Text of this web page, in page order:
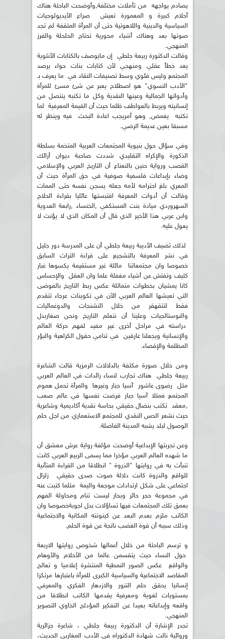
يصادم يواجهه من تأملات مختلفة,وأوضحت الباحثة هناك
أحلام كبيرة و المعمورة تعيش صراع الأيديولوجيات
السياسية والدينية واللاهوتية حتى أن المرأة المثقفة لم تجد
صوتها بعد وهناك أشياء محورية تحتاج الحلحلة والفرز
المنهجي.
وقالت الدكتورة ربيعة جلطي إن مايوصف بالكتابات الأنثوية
يعد خطأ عقلي ومنهجي لأن كتابات بنات حواء يرصد
المجتمع وليس فئوي وسط تصنيفات النقاد في ما يعرف بـ
"الأدب النسوي" هو اصطلاح يعبر عن شئ مسئ للمرأة
وأدواتها الجمالية وعينها النقدية وكل ما تكتبه ينتصل من
إنسانيته ويربط بالعواطف ظلما حيث أن القيمة المعرفية لما
تكتبه يغمض, وهو أمريجب اعادة البحث فيه وينظر له
مسبقا بعين عديمة الرضي.
وفي سؤال حول بنيوية المجتمعات العربية المتخمة بسلطة
الذكورة والإكراه التقليدي شددت صاحبة ديوان أرائك
القصب ورواية حنين بالنعناع أن التاريخ العربي والإسلامي
وضاء بإبداعات فلسفية صوفية في حق المرأة حيث أن
المعري بلغ احترامه لأمه جعله يسجن نفسه حتى الممات
وقالت أن أدوات المعرفة اقتبستها عائليا بقراءة الحلاج
السهروردي ميادة بنت المستكفي ,الخنساء ,رابعة العدوية
وابن عربي هذا الأخير الذي قال أن المكان الذي لا يؤنث لا
يعول عليه.
لذلك تضيف الأديبة ربيعة جلطي أن على المدرسة دور جليل
في نشر المعرفة بالتشجيع على قراءة التراث السابق
خصوصا وان مجتمعاتنا مائلة غير مستقيمة يكسوها غبار
كثيف وتفتش عن أشياء مغفلة علما وان العقل والإحساس
كانا يمشيان بخطوات متماثلة عكس ربط التاريخ بالفوضى
التي تعيشها العالم العربي الآن في تكوينات عرجاء تتقدم
فقط لتتقهقر من خلال التشنجات والدوغمائيات
والنوستالجيات وعلينا أن نتعلم التاريخ ونحن صغاربدل
دراسته في مراحل أخرى غير مفيد لفهم حركة العالم
والإنسانية ويجعلنا غارقين في تنامي حقول الكراهية والبؤر
المظلمة والإقصاء.
ومن خلال صورة مكثفة بالدلالات الرمزية قالت الشاعرة
ربيعة جلطي هناك تجارب لنساء رائدات في العالم العربي
مثل رضوى عاشور آسيا جبار وغيرها والمرأة تحمل هموم
المجتمع فمثلا آسيا جبار فرضت نفسها في عالم صعب
,معقد تكتب بنضال حقيقي بحاسة نقدية أكاديمية وشاعرية
حيث نشعر الحس النقدي للمجتمع الاستعماري من اجل حلم
الوصول لبلد يشبه المدينة الفاضلة.
وعن تجربتها الإبداعية أوضحت مؤلفة رواية عرش معشق أن
ما شهده العالم العربي مؤخرا مما يسمى الربيع العربي كانت
تنبأت به في روايتها "الذروة " انطلاقا من القراءة المتأنية
للواقع والذروة كانت دلالة صوت صدى حقيقي زلزال
اجتماعي على شكل ارتدادات موجعة واليمة مثلما كتبت عنه
في مجموعة حجر حائر وبحار ليست تنام ومحاولة الفهم
بعمق تلك المجتمعات فيها تساؤلات بدل اجوبةخصوصا وان
الكاتب ملزم بعدم البعد عن كينونته المكانية والاجتماعية
وذلك سببه أن قوة الغضب ناتجة عن قوة الحلم.
و ترسم الباحثة من خلال أعمالها شخوص روايتها الاربعة
حول النساء حيث يتقسمن عالما من الأحلام والأوهام
والواقع عكس الصور النمطية المنتشرة إعلاميا و تعالج
المقاصد الاجتماعية والسياسية الكبرى للمرأة باعتبارها مرتكزا
إنسانيا يحقق حلم التنور والازدهار الفكري والمعرفي
بمستويات لغوية ومعرفية يقدمها الكاتب انطلاقا من
واقعه وإبداعاته بعيدا عن التفكير المؤدلج الخاوي التصوير
المنهجي.
تجدر الإشارة أن الدكتورة ربيعة جلطي ، شاعرة جزائرية
وروائية نالت شهادة الدكتوراه في الأدب المغاربي الحديث،